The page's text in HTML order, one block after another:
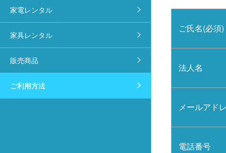
家電レンタル
家具レンタル
販売商品
ご利用方法
ご氏名(必須)
法人名
メールアド
電話番号